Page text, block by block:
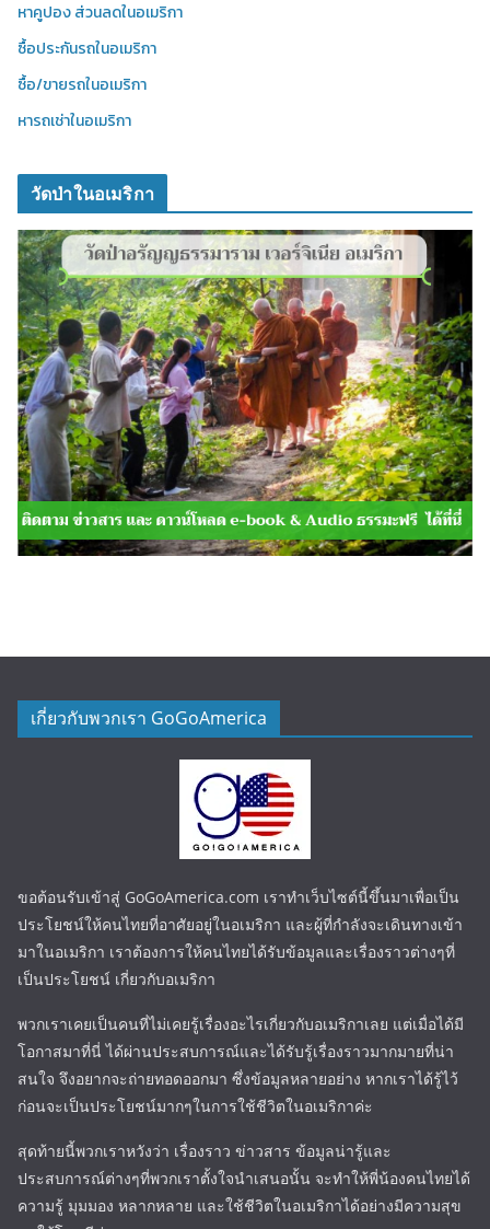
หาคูปอง ส่วนลดในอเมริกา
ซื้อประกันรถในอเมริกา
ซื้อ/ขายรถในอเมริกา
หารถเช่าในอเมริกา
วัดป่าในอเมริกา
เกี่ยวกับพวกเรา GoGoAmerica
ขอต้อนรับเข้าสู่ GoGoAmerica.com เราทำเว็บไซต์นี้ขึ้นมาเพื่อเป็น
ประโยชน์ให้คนไทยที่อาศัยอยู่ในอเมริกา และผู้ที่กำลังจะเดินทางเข้า
มาในอเมริกา เราต้องการให้คนไทยได้รับข้อมูลและเรื่องราวต่างๆที่
เป็นประโยชน์ เกี่ยวกับอเมริกา
พวกเราเคยเป็นคนที่ไม่เคยรู้เรื่องอะไรเกี่ยวกับอเมริกาเลย แต่เมื่อได้มี
โอกาสมาที่นี่ ได้ผ่านประสบการณ์และได้รับรู้เรื่องราวมากมายที่น่า
สนใจ จึงอยากจะถ่ายทอดออกมา ซึ่งข้อมูลหลายอย่าง หากเราได้รู้ไว้
ก่อนจะเป็นประโยชน์มากๆในการใช้ชีวิตในอเมริกาค่ะ
สุดท้ายนี้พวกเราหวังว่า เรื่องราว ข่าวสาร ข้อมูลน่ารู้และ
ประสบการณ์ต่างๆที่พวกเราตั้งใจนำเสนอนั้น จะทำให้พี่น้องคนไทยได้
ความรู้ มุมมอง หลากหลาย และใช้ชีวิตในอเมริกาได้อย่างมีความสุข